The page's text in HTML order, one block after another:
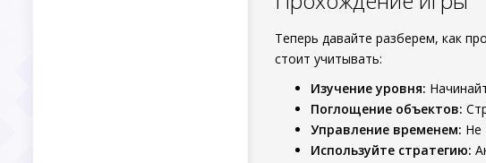
Теперь давайте разберем, как
стоит учитывать:
Изучение уровня:
Поглощение объектов:
Управление временем: Не
Используйте стратегию: